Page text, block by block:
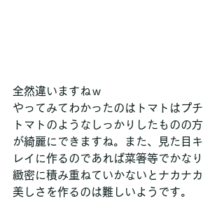
全然違いますねｗ
やってみてわかったのはトマトはプチ
トマトのようなしっかりしたものの方
が綺麗にできますね。また、見た目キ
レイに作るのであれば菜箸等でかなり
緻密に積み重ねていかないとナカナカ
美しさを作るのは難しいようです。